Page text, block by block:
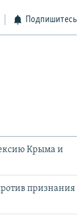
Подпишитесь
Крыма и
признания